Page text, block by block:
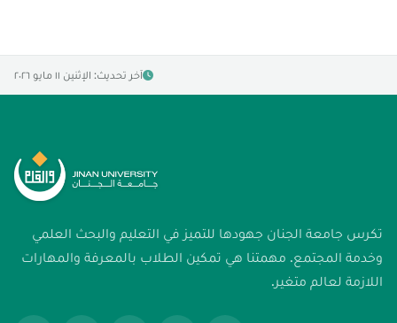
آخر تحديث: الإثنين ١١ مايو ٢٠٢٦
تكرس جامعة الجنان جهودها للتميز في التعليم والبحث العلمي
وخدمة المجتمع. مهمتنا هي تمكين الطلاب بالمعرفة والمهارات
اللازمة لعالم متغير.